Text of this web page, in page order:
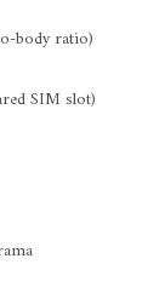
body ratio)
SIM slot)